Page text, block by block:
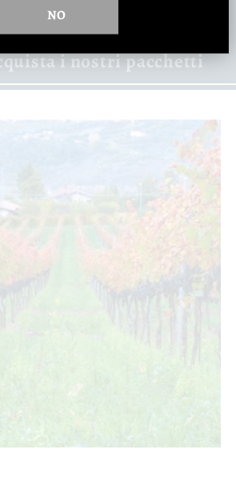
alla vendemmia.
i nostri pacchetti
NO